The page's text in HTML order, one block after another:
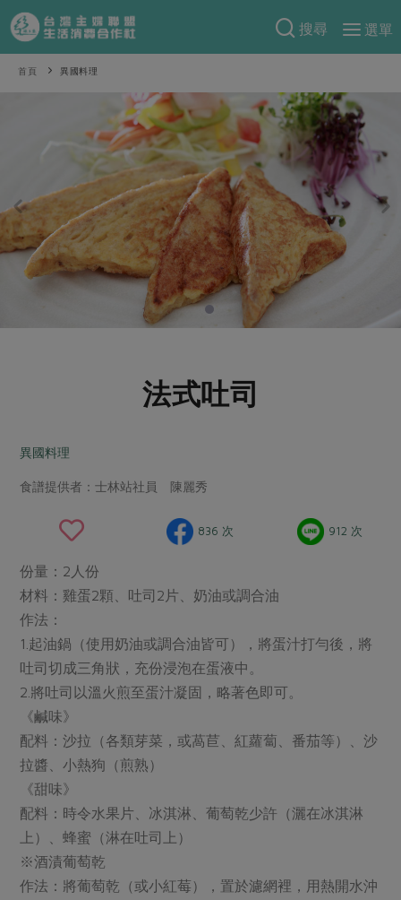
搜尋
選單
產品分類
當令水果
蕈菇類
辛香料類
奶蛋豆・五穀
乳製品
水產
調理食材・點心
調味醬料/南北貨 烘焙
保健食品
居家好物
美妝保養 個人清潔
家庭清潔
日用品 圖書禮品
防災用品
最新產品
優惠專區
麵食
肉食
海鮮
湯品．鍋物
漬物
涼拌沙拉
飲品
主題食譜
年菜食譜
養身食補
高麗菜海鮮煎餅
特別企畫
預購活動
把最好的台灣味帶回家！
防災用品預購圓滿結束
2026年端午節預購圓滿結束
更多預購活動
合作25-經典快閃最後一週
合作25-精選產品第四彈
更多當季產品
議題活動
主婦聯盟X樂齡網特約優惠案
30%rPET紅烏龍茶
2024農業發展計畫年度報告
更多議題活動
傳到心坎裡，誠心又澎派
綠主張
觀點文章
主婦食堂 一籃菜真心話
合作聯合國
親子食育
關注議題
減硝酸鹽 惜食
非基改運動 支持本土農糧
減添加物 減塑減廢
公益金
更多議題
生活者e週報
綠主張月刊
典藏閱覽室
關於合作社
關於我們
產品檢驗
自主把關
檢驗報告
社員權益
合作社法規
社務專區
選舉專區
最新消息
媒體報導
下載專區
首頁 異國料理
法式吐司
異國料理
食譜提供者：士林站社員 陳麗秀
836 次 912 次
份量：2人份
材料：雞蛋2顆、吐司2片、奶油或調合油
作法：
1.起油鍋（使用奶油或調合油皆可），將蛋汁打勻後，將
吐司切成三角狀，充份浸泡在蛋液中。
2.將吐司以溫火煎至蛋汁凝固，略著色即可。
《鹹味》
配料：沙拉（各類芽菜，或萵苣、紅蘿蔔、番茄等）、沙
拉醬、小熱狗（煎熟）
《甜味》
配料：時令水果片、冰淇淋、葡萄乾少許（灑在冰淇淋
上）、蜂蜜（淋在吐司上）
※酒漬葡萄乾
作法：將葡萄乾（或小紅莓），置於濾網裡，用熱開水沖